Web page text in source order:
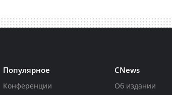
Популярное
Конференции
CNews
Об издании